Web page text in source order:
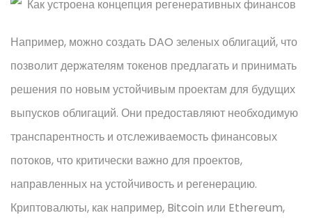
Например, можно создать DAO зеленых облигаций, что
позволит держателям токенов предлагать и принимать
решения по новым устойчивым проектам для будущих
выпусков облигаций. Они предоставляют необходимую
транспарентность и отслеживаемость финансовых
потоков, что критически важно для проектов,
направленных на устойчивость и регенерацию.
Криптовалюты, как например, Bitcoin или Ethereum,